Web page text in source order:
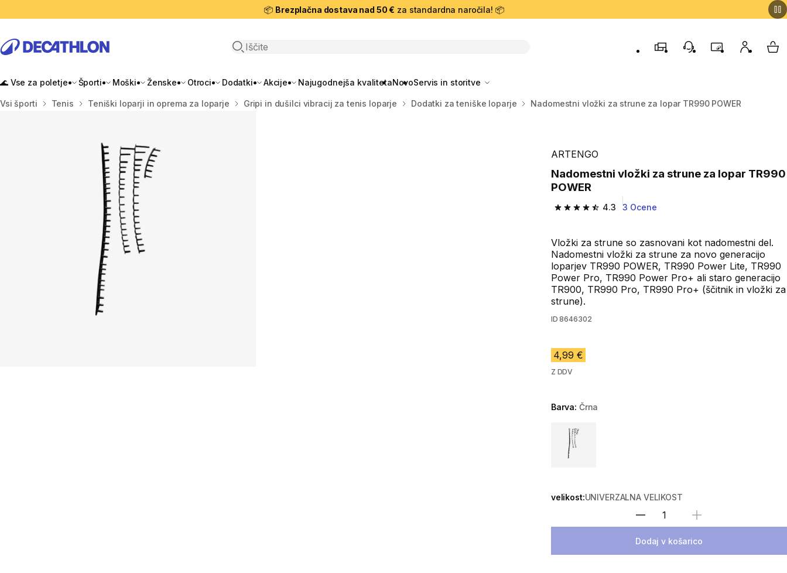
📦 Brezplačna dostava nad 50 € za standardna naročila! 📦
Odpri iskanje
TrgovinePodporo strankam
ProgramMoj račun
🌊 Vse za poletje Športi Moški Ženske Otroci Dodatki Akcije Najugodnejša kvalitetaNovoServis in storitve
Domov
Vsi športi Tenis Teniški loparji in oprema za loparje Gripi in dušilci vibracij za tenis loparje Dodatki za teniške loparje Nadomestni vložki za strune za lopar TR990 POWER
ARTENGO
Nadomestni vložki za strune za lopar TR990
POWER
4.3
4.3 od 5 zvezdic from 3 ocene
3 Ocene
Vložki za strune so zasnovani kot nadomestni del.
Nadomestni vložki za strune za novo generacijo
loparjev TR990 POWER, TR990 Power Lite, TR990
Power Pro, TR990 Power Pro+ ali staro generacijo
TR900, TR990 Pro, TR990 Pro+ (ščitnik in vložki za
strune).
ID 8646302
4,99 €
Z DDV
Barva: Črna
Choose a variant
velikost:UNIVERZALNA VELIKOST
Izberite količino
Dodaj v košarico